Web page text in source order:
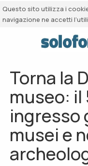
Questo sito utilizza i
navigazione ne accetti
Torna la
museo: il
ingresso
musei e